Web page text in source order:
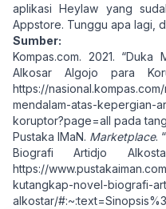
aplikasi Heylaw yang
Appstore. Tunggu apa lagi,
Sumber:
Kompas.com. 2021. “Duka
Alkosar Algojo para
https://
mendalam-atas-kepergian-
koruptor?page=all pada
Pustaka IMaN. Marketplace.
Biografi Artidjo
https://
kutangkap-novel-biografi-
alkostar/